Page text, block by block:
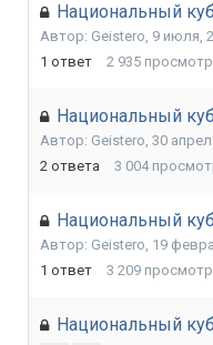
Национальный
Автор: Geistero, 9 июля,
1 ответ 2 935
Национальный
Автор: Geistero, 30
2 ответа 3 004
Национальный
Автор: Geistero, 19
1 ответ 3 209
Национальный